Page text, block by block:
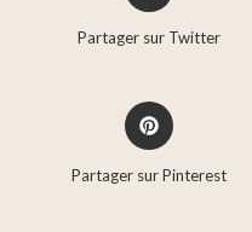
Partager sur Twitter
Partager sur Pinterest